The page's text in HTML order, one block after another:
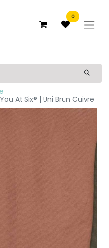
0
At Six® | Uni Brun Cuivre